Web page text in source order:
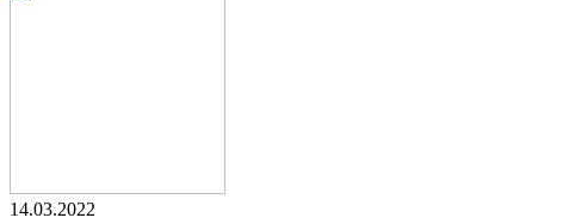
14.03.2022